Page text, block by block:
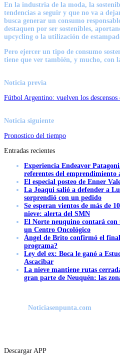
En la industria de la moda, la
tendencias a seguir y que no va a
busca generar un consumo
destaquen por ser sostenibles,
upcycling o la utilización de
Pero ejercer un tipo de consumo
tiene que ver también, y mucho, con
Noticia previa
Fútbol Argentino: vuelven los descensos
Noticia siguiente
Pronostico del tiempo
Entradas recientes
Experiencia Endeavor
referentes del emprendimiento
El especial posteo de Enner
La Joaqui salió a defender a
sorprendió con un pedido
Se esperan vientos de más de
nieve: alerta del SMN
El Norte neuquino contará
un Centro Oncológico
Ángel de Brito confirmó el
programa?
Ley del ex: Boca le ganó a
Ascacibar
La nieve mantiene rutas
gran parte de Neuquén: las
Noticiasenpunta.com
Descargar APP